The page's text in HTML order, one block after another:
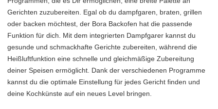
Gerichten zuzubereiten. Egal ob du dampfgaren, braten, grillen
oder backen möchtest, der Bora Backofen hat die passende
Funktion für dich. Mit dem integrierten Dampfgarer kannst du
gesunde und schmackhafte Gerichte zubereiten, während die
Heißluftfunktion eine schnelle und gleichmäßige Zubereitung
deiner Speisen ermöglicht. Dank der verschiedenen Programme
kannst du die optimale Einstellung für jedes Gericht finden und
deine Kochkünste auf ein neues Level bringen.